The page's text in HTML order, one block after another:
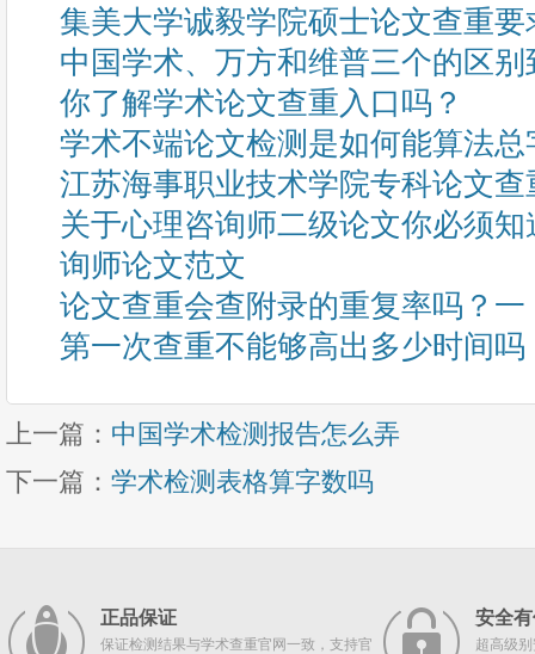
集美大学诚毅学院硕士论文查重
中国学术、万方和维普三个的区
你了解学术论文查重入口吗？
学术不端论文检测是如何能算法总
江苏海事职业技术学院专科论文
关于心理咨询师二级论文你必须
询师论文范文
论文查重会查附录的重复率吗？一
第一次查重不能够高出多少时间吗
上一篇： 中国学术检测报告怎么弄
下一篇： 学术检测表格算字数吗
正品保证
保证检测结果与学术查重官网一致，支持官
安全
超高级